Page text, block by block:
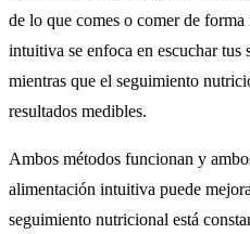
de lo que comes o comer de
intuitiva se enfoca en escuchar tus
mientras que el seguimiento
resultados medibles.
Ambos métodos funcionan y
alimentación intuitiva puede
seguimiento nutricional está